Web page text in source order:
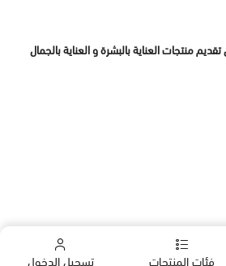
فئات المنتجات تسجيل الدخول
منتجات العناية بالبشرة و العناية بالجمال